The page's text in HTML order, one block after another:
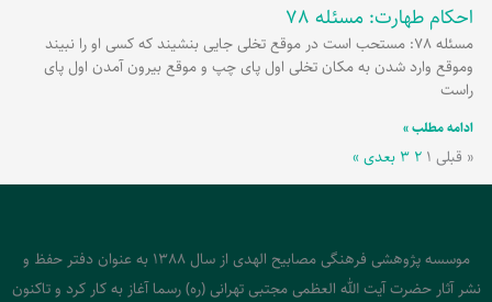
احکام طهارت: مسئله 78
مسئله 78: مستحب است در موقع تخلی جایی بنشیند که کسی او را نبیند
وموقع وارد شدن به مکان تخلی اول پای چپ و موقع بیرون آمدن اول پای
راست
ادامه مطلب »
« قبلی ۱ ۲ ۳ بعدی »
موسسه پژوهشی فرهنگی مصابیح الهدی از سال 1388 به عنوان دفتر حفظ و
نشر آثار حضرت آیت الله العظمی مجتبی تهرانی (ره) رسما آغاز به کار کرد و تاکنون